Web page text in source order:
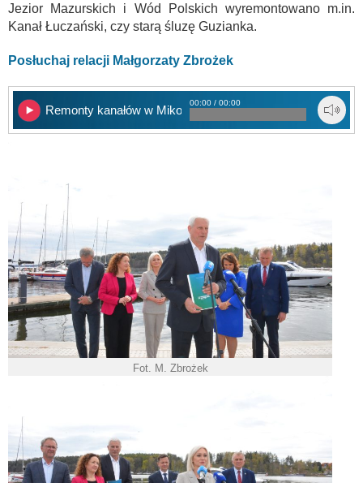
Jezior Mazurskich i Wód Polskich wyremontowano m.in.
Kanał Łuczański, czy starą śluzę Guzianka.
Posłuchaj relacji Małgorzaty Zbrożek
Remonty kanałów w Mikołajkach
00:00 / 00:00
Fot. M. Zbrożek